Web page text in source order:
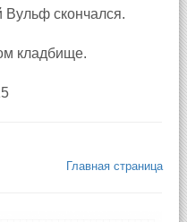
Вульф скончался.
кладбище.
Главная страница